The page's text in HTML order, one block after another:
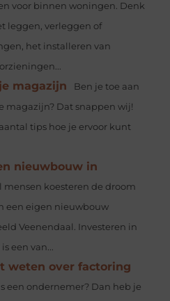
voor binnen woningen. Denk
leggen, verleggen of
het installeren van
magazijn
Ben je toe aan
magazijn? Dat snappen wij!
tips hoe je ervoor kunt
nieuwbouw in
mensen koesteren de droom
een eigen nieuwbouw
Veenendaal. Investeren in
een van...
weten over factoring
een ondernemer? Dan heb je